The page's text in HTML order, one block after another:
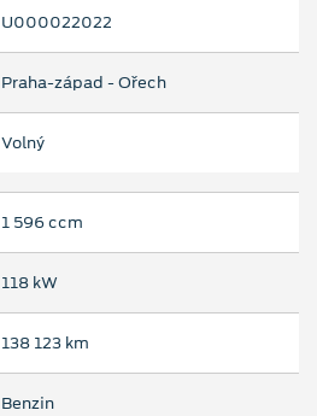
U000022022
Praha-západ - Ořech
Volný
1 596 ccm
118 kW
138 123 km
Benzin